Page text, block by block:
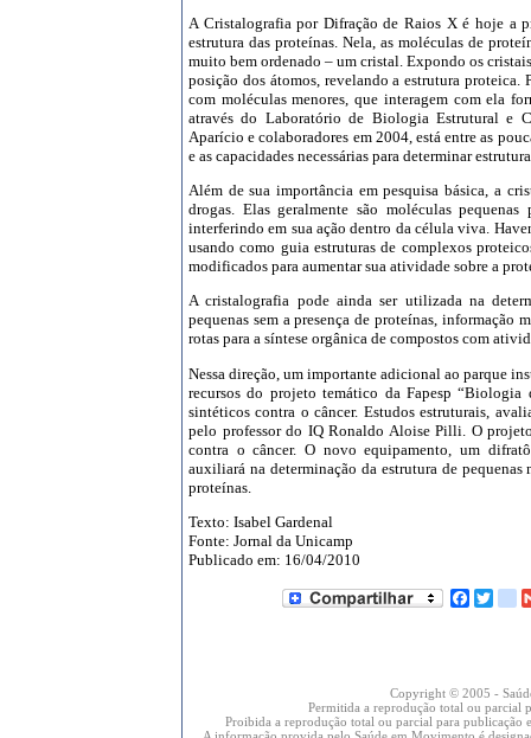
A Cristalografia por Difração de Raios X é hoje a
estrutura das proteínas. Nela, as moléculas de
muito bem ordenado – um cristal. Expondo os
posição dos átomos, revelando a estrutura
com moléculas menores, que interagem com ela
através do Laboratório de Biologia Estrutural e
Aparício e colaboradores em 2004, está entre as
e as capacidades necessárias para determinar
Além de sua importância em pesquisa básica, a
drogas. Elas geralmente são moléculas
interferindo em sua ação dentro da célula viva.
usando como guia estruturas de complexos
modificados para aumentar sua atividade sobre a
A cristalografia pode ainda ser utilizada na
pequenas sem a presença de proteínas, informação
rotas para a síntese orgânica de compostos com
Nessa direção, um importante adicional ao parque
recursos do projeto temático da Fapesp
sintéticos contra o câncer. Estudos estruturais,
pelo professor do IQ Ronaldo Aloise Pilli. O
contra o câncer. O novo equipamento, um
auxiliará na determinação da estrutura de
proteínas.
Texto: Isabel Gardenal
Fonte: Jornal da Unicamp
Publicado em: 16/04/2010
Copyright © 2005 -
Permitida a reprodução total ou parcial
Proibida a reprodução total ou parcial para publicação